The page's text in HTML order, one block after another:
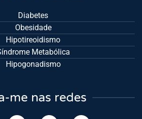
Diabetes
Obesidade
Hipotireoidismo
Metabólica
Hipogonadismo
me nas redes